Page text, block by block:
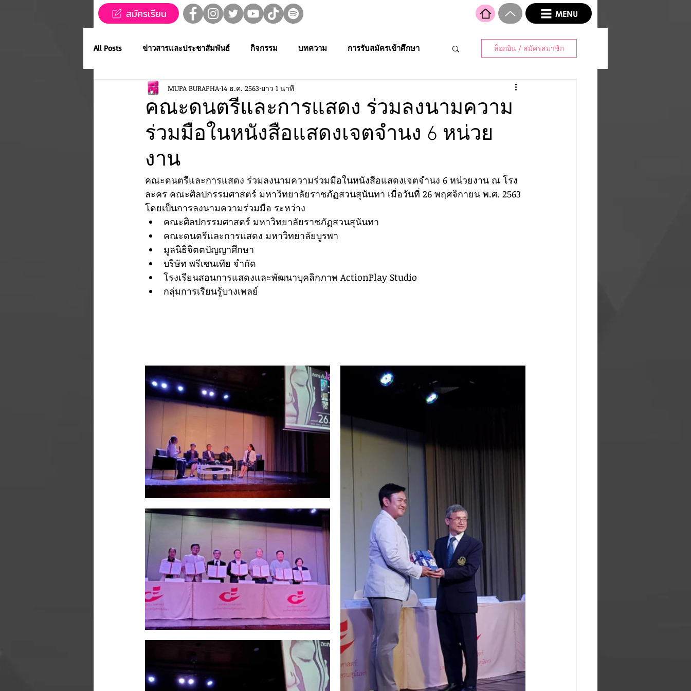
สมัครเรียน MENU
All Posts ข่าวสารและประชาสัมพันธ์ กิจกรรม บทความ การรับสมัครเข้าศึกษา
ข่าวทุนการศึกษา MUPA ชวนชม👀🍿 MUPA On Stage 🌟
Western Music Applied Performing Art Creative Thai Music and Dance Media Cult.
MUPA ACADEMY MUPAC การประชุมวิชาการและงานสร้างสรรค์
ล็อกอิน / สมัครสมาชิก
คณะดนตรีและการแสดง ร่วมลงนามความ
ร่วมมือในหนังสือแสดงเจตจำนง 6 หน่วย
งาน
MUPA BURAPHA 14 ธ.ค. 2563 ยาว 1 นาที
คณะดนตรีและการแสดง ร่วมลงนามความร่วมมือในหนังสือแสดงเจตจำนง 6 หน่วยงาน ณ โรง
ละคร คณะศิลปกรรมศาสตร์ มหาวิทยาลัยราชภัฏสวนสุนันทา เมื่อวันที่ 26 พฤศจิกายน พ.ศ. 2563
โดยเป็นการลงนามความร่วมมือ ระหว่าง
คณะศิลปกรรมศาสตร์ มหาวิทยาลัยราชภัฏสวนสุนันทา
คณะดนตรีและการแสดง มหาวิทยาลัยบูรพา
มูลนิธิจิตตปัญญาศึกษา
บริษัท พรีเซนเทีย จำกัด
โรงเรียนสอนการแสดงและพัฒนาบุคลิกภาพ ActionPlay Studio
กลุ่มการเรียนรู้บางเพลย์